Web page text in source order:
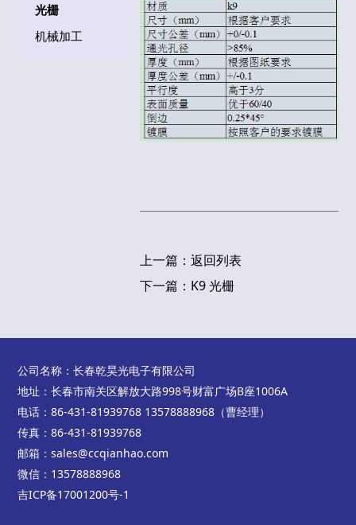
光栅
机械加工
上一篇： 返回列表
下一篇： K9 光栅
公司名称：长春乾昊光电子有限公司
地址：长春市南关区解放大路998号财富广场B座1006A
电话：86-431-81939768 13578888968（曹经理）
传真：86-431-81939768
邮箱：sales@ccqianhao.com
微信：13578888968
吉ICP备17001200号-1